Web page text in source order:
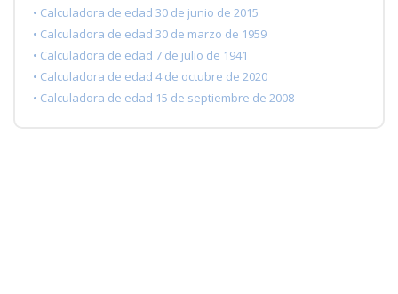
• Calculadora de edad 30 de junio de 2015
• Calculadora de edad 30 de marzo de 1959
• Calculadora de edad 7 de julio de 1941
• Calculadora de edad 4 de octubre de 2020
• Calculadora de edad 15 de septiembre de 2008